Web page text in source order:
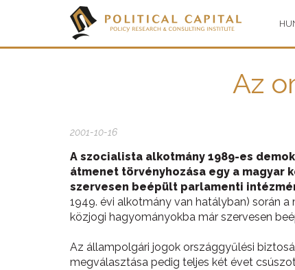
Az
2001-10-16
A szocialista alkotmány 1989-es
átmenet törvényhozása egy a magyar
szervesen beépült parlamenti
1949. évi alkotmány van hatályban) során
közjogi hagyományokba már szervesen
Az állampolgári jogok országgyűlési
megválasztása pedig teljes két évet